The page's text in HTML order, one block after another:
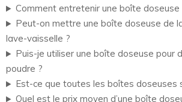
Comment entretenir une boîte
Peut-on mettre une boîte doseuse de
lave-vaisselle ?
Puis-je utiliser une boîte doseuse pour
poudre ?
Est-ce que toutes les boîtes doseuses
Quel est le prix moyen d’une boîte